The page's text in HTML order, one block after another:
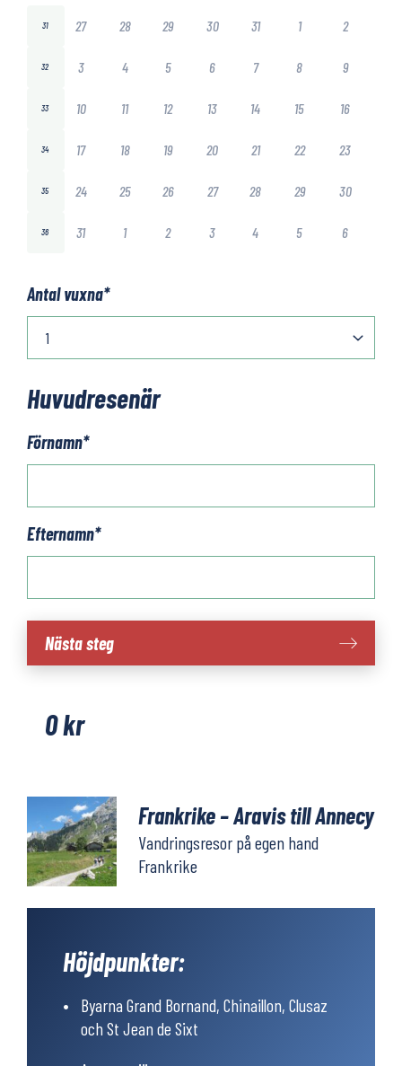
31 27 28 29 30 31 1 2
32 3 4 5 6 7 8 9
33 10 11 12 13 14 15 16
34 17 18 19 20 21 22 23
35 24 25 26 27 28 29 30
36 31 1 2 3 4 5 6
Antal vuxna*
Huvudresenär
Förnamn*
Efternamn*
Frankrike
Annecy
Nästa steg
0kr
Frankrike – Aravis till Annecy
Vandringsresor på egen hand
Frankrike
Höjdpunkter:
Byarna Grand Bornand, Chinaillon, Clusaz
och St Jean de Sixt